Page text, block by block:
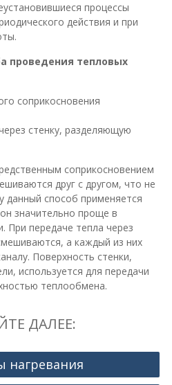
процессы
действия и при
проведения тепловых
соприкосновения
стенку, разделяющую
соприкосновением
друг с другом, что не
данный способ применяется
значительно проще в
При передаче тепла через
а каждый из них
Поверхность стенки,
используется для передачи
теплообмена.
ДАЛЕЕ:
нагревания